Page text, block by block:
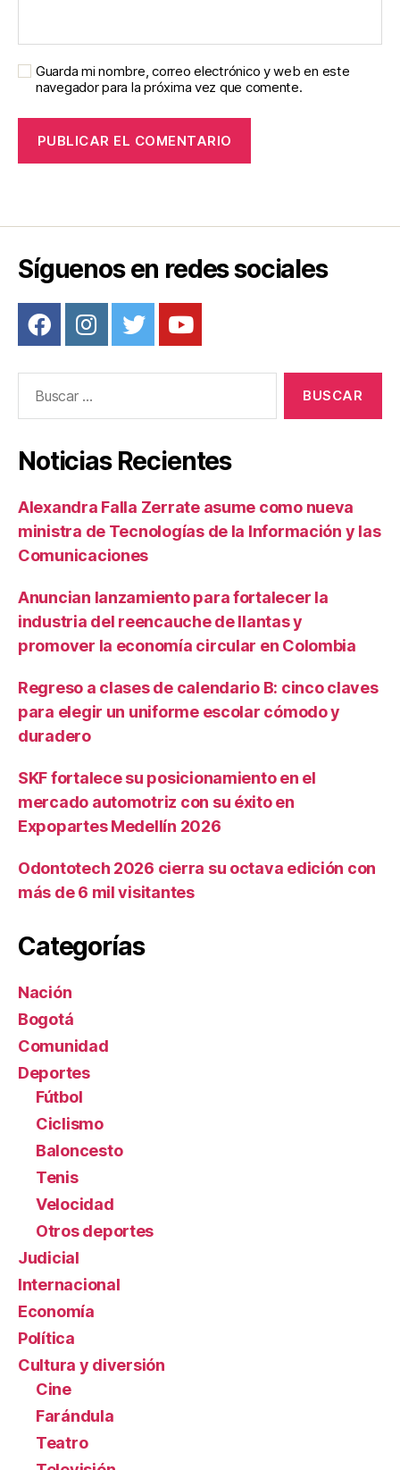
Guarda mi nombre, correo electrónico y web en este
navegador para la próxima vez que comente.
Síguenos en redes sociales
Noticias Recientes
Alexandra Falla Zerrate asume como nueva
ministra de Tecnologías de la Información y las
Comunicaciones
Anuncian lanzamiento para fortalecer la
industria del reencauche de llantas y
promover la economía circular en Colombia
Regreso a clases de calendario B: cinco claves
para elegir un uniforme escolar cómodo y
duradero
SKF fortalece su posicionamiento en el
mercado automotriz con su éxito en
Expopartes Medellín 2026
Odontotech 2026 cierra su octava edición con
más de 6 mil visitantes
Categorías
Nación
Bogotá
Comunidad
Deportes
Fútbol
Ciclismo
Baloncesto
Tenis
Velocidad
Otros deportes
Judicial
Internacional
Economía
Política
Cultura y diversión
Cine
Farándula
Teatro